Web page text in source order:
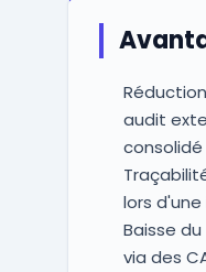
audit
consolidé
lors d'une
Baisse
via des